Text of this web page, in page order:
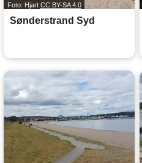
Foto: Hjart CC BY-SA 4.0
Sønderstrand Syd